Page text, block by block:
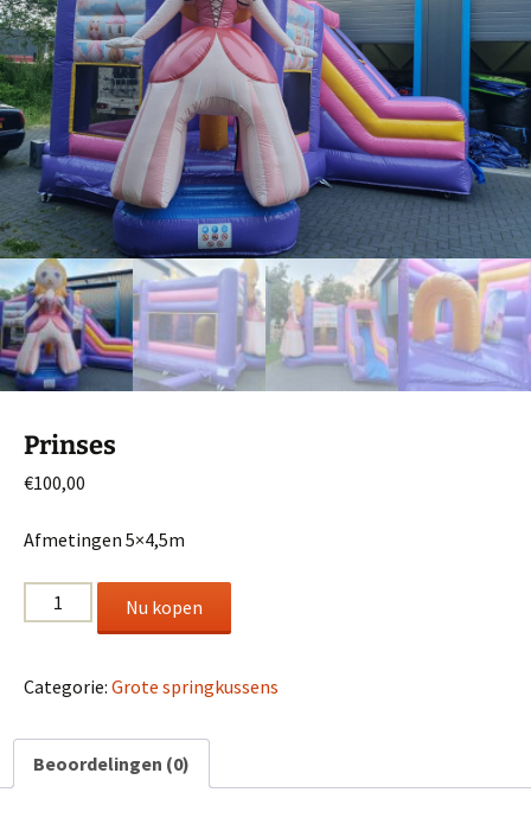
Prinses
€100,00
Afmetingen 5×4,5m
Prinses
aantal
Nu kopen
Categorie: Grote springkussens
Beoordelingen (0)